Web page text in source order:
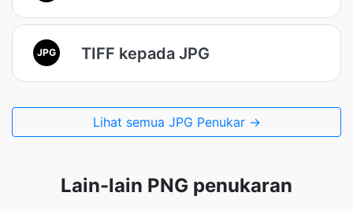
JPG TIFF kepada JPG
Lihat semua JPG Penukar →
Lain-lain PNG penukaran